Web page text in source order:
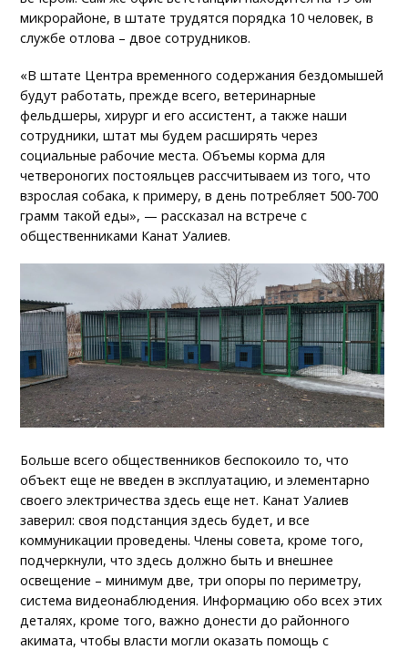
микрорайоне, в штате трудятся порядка 10 человек, в
службе отлова – двое сотрудников.
«В штате Центра временного содержания бездомышей
будут работать, прежде всего, ветеринарные
фельдшеры, хирург и его ассистент, а также наши
сотрудники, штат мы будем расширять через
социальные рабочие места. Объемы корма для
четвероногих постояльцев рассчитываем из того, что
взрослая собака, к примеру, в день потребляет 500-700
грамм такой еды», — рассказал на встрече с
общественниками Канат Уалиев.
Больше всего общественников беспокоило то, что
объект еще не введен в эксплуатацию, и элементарно
своего электричества здесь еще нет. Канат Уалиев
заверил: своя подстанция здесь будет, и все
коммуникации проведены. Члены совета, кроме того,
подчеркнули, что здесь должно быть и внешнее
освещение – минимум две, три опоры по периметру,
система видеонаблюдения. Информацию обо всех этих
деталях, кроме того, важно донести до районного
акимата, чтобы власти могли оказать помощь с